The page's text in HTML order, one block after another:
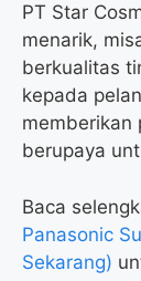
PT Star
menarik,
berkualitas
kepada
memberikan
berupaya
Baca
Panasonic
Sekarang)